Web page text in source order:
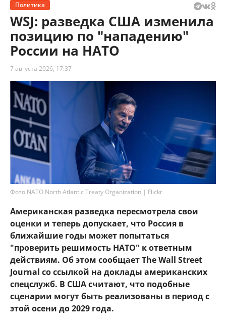
Политика
WSJ: разведка США изменила
позицию по "нападению"
России на НАТО
7 августа 2026, 17:37
Фото NATO North Atlantic Treaty Organization | Flickr
Американская разведка пересмотрела свои
оценки и теперь допускает, что Россия в
ближайшие годы может попытаться
"проверить решимость НАТО" к ответным
действиям. Об этом сообщает The Wall Street
Journal со ссылкой на доклады американских
спецслужб. В США считают, что подобные
сценарии могут быть реализованы в период с
этой осени до 2029 года.